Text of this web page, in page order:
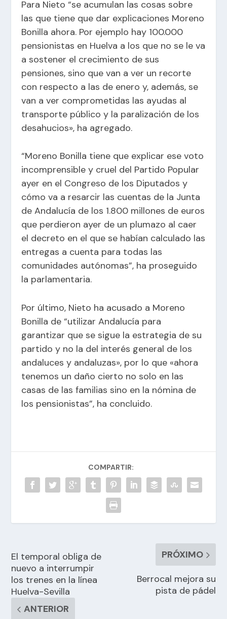
Para Nieto “se acumulan las cosas sobre
las que tiene que dar explicaciones Moreno
Bonilla ahora. Por ejemplo hay 100.000
pensionistas en Huelva a los que no se le va
a sostener el crecimiento de sus
pensiones, sino que van a ver un recorte
con respecto a las de enero y, además, se
van a ver comprometidas las ayudas al
transporte público y la paralización de los
desahucios», ha agregado.
“Moreno Bonilla tiene que explicar ese voto
incomprensible y cruel del Partido Popular
ayer en el Congreso de los Diputados y
cómo va a resarcir las cuentas de la Junta
de Andalucía de los 1.800 millones de euros
que perdieron ayer de un plumazo al caer
el decreto en el que se habían calculado las
entregas a cuenta para todas las
comunidades autónomas”, ha proseguido
la parlamentaria.
Por último, Nieto ha acusado a Moreno
Bonilla de “utilizar Andalucía para
garantizar que se sigue la estrategia de su
partido y no la del interés general de los
andaluces y andaluzas», por lo que «ahora
tenemos un daño cierto no solo en las
casas de las familias sino en la nómina de
los pensionistas”, ha concluido.
COMPARTIR:
El temporal obliga de
nuevo a interrumpir
los trenes en la línea
Huelva-Sevilla
ANTERIOR
PRÓXIMO
Berrocal mejora su
pista de pádel